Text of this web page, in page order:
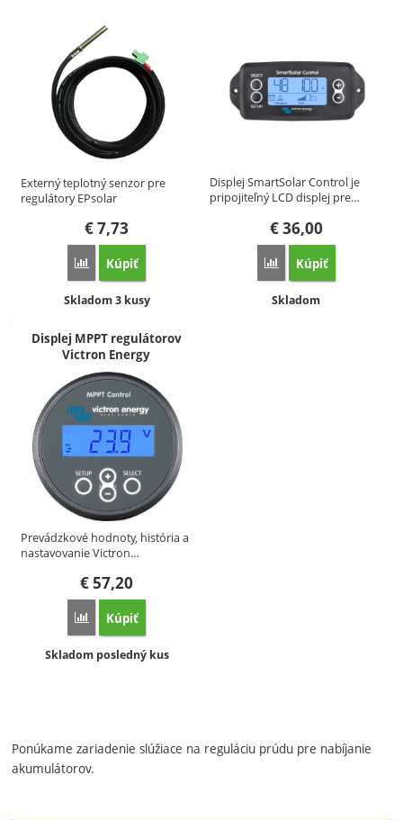
Externý teplotný senzor pre
regulátory EPsolar
€7,73
Porovnať
Kúpiť
Dostupnosť:
Skladom 3 kusy
Displej SmartSolar Control je
pripojiteľný LCD displej pre…
€36,00
Porovnať
Kúpiť
Dostupnosť:
Skladom
Displej MPPT regulátorov
Victron Energy
Prevádzkové hodnoty, história a
nastavovanie Victron…
€57,20
Porovnať
Kúpiť
Dostupnosť:
Skladom posledný kus
Ponúkame zariadenie slúžiace na reguláciu prúdu pre nabíjanie
akumulátorov.